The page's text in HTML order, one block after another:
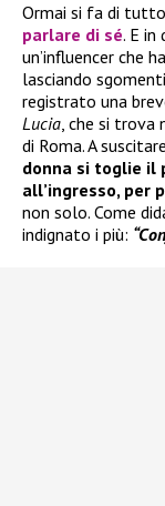
Ormai si fa di
parlare di sé. E in
un’influencer che
lasciando
registrato una
Lucia, che si trova
di Roma. A
donna si toglie il
all’ingresso, per
non solo. Come
indignato i più: